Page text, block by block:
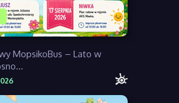
MopsikoBus – Lato w